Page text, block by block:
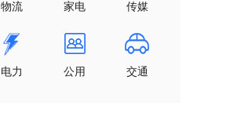
物流 家电 传媒
电力 公用 交通